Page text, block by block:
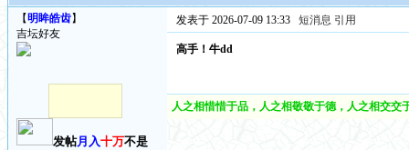
【明眸皓齿】
吉坛好友
发帖月入十万不是
发表于 2026-07-09 13:33 短消息 引用
高手！牛dd
人之相惜惜于品，人之相敬敬于德，人之相交